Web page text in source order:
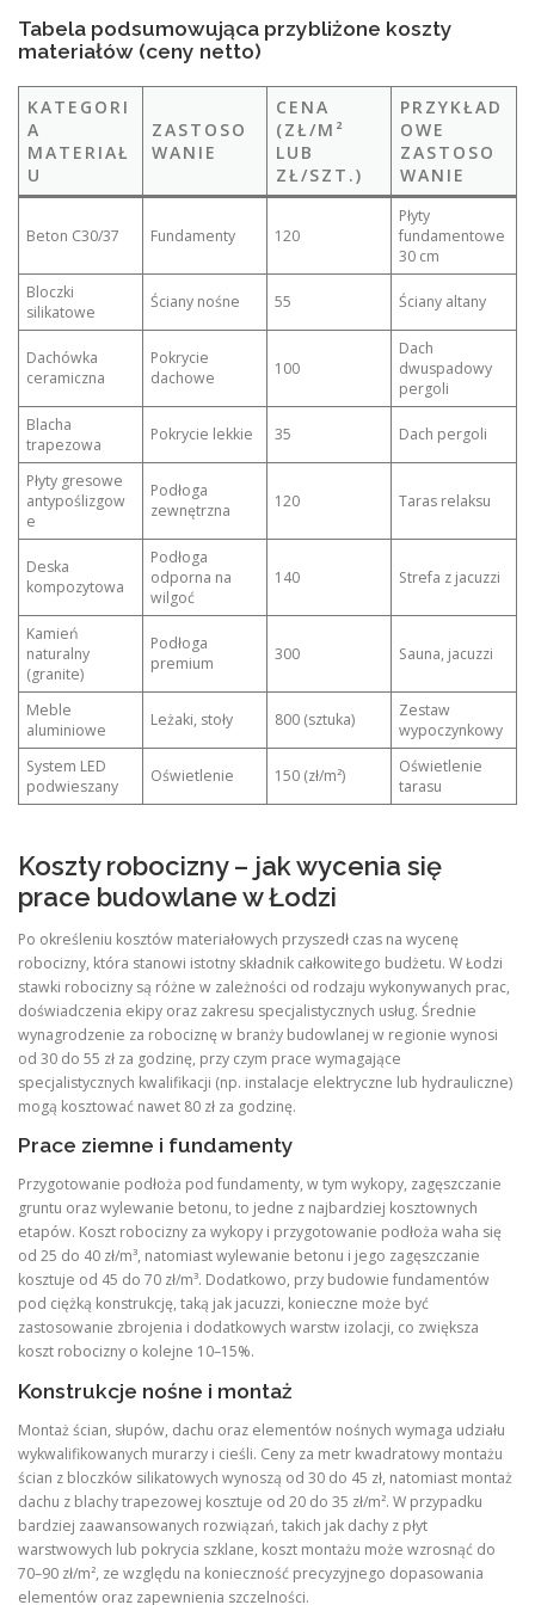
Tabela podsumowująca przybliżone koszty
materiałów (ceny netto)
KATEGORI
A
MATERIAŁ
U
ZASTOSO
WANIE
CENA
(ZŁ/M²
LUB
ZŁ/SZT.)
PRZYKŁAD
OWE
ZASTOSO
WANIE
Beton C30/37 Fundamenty 120
Płyty
fundamentowe
30 cm
Bloczki
silikatowe
Ściany nośne 55 Ściany altany
Dachówka
ceramiczna
Pokrycie
dachowe
100
Dach
dwuspadowy
pergoli
Blacha
trapezowa
Pokrycie lekkie 35 Dach pergoli
Płyty gresowe
antypoślizgow
e
Podłoga
zewnętrzna
120 Taras relaksu
Deska
kompozytowa
Podłoga
odporna na
wilgoć
140 Strefa z jacuzzi
Kamień
naturalny
(granite)
Podłoga
premium
300 Sauna, jacuzzi
Meble
aluminiowe
Leżaki, stoły 800 (sztuka)
Zestaw
wypoczynkowy
System LED
podwieszany
Oświetlenie 150 (zł/m²)
Oświetlenie
tarasu
Koszty robocizny – jak wycenia się
prace budowlane w Łodzi
Po określeniu kosztów materiałowych przyszedł czas na wycenę
robocizny, która stanowi istotny składnik całkowitego budżetu. W Łodzi
stawki robocizny są różne w zależności od rodzaju wykonywanych prac,
doświadczenia ekipy oraz zakresu specjalistycznych usług. Średnie
wynagrodzenie za robociznę w branży budowlanej w regionie wynosi
od 30 do 55 zł za godzinę, przy czym prace wymagające
specjalistycznych kwalifikacji (np. instalacje elektryczne lub hydrauliczne)
mogą kosztować nawet 80 zł za godzinę.
Prace ziemne i fundamenty
Przygotowanie podłoża pod fundamenty, w tym wykopy, zagęszczanie
gruntu oraz wylewanie betonu, to jedne z najbardziej kosztownych
etapów. Koszt robocizny za wykopy i przygotowanie podłoża waha się
od 25 do 40 zł/m³, natomiast wylewanie betonu i jego zagęszczanie
kosztuje od 45 do 70 zł/m³. Dodatkowo, przy budowie fundamentów
pod ciężką konstrukcję, taką jak jacuzzi, konieczne może być
zastosowanie zbrojenia i dodatkowych warstw izolacji, co zwiększa
koszt robocizny o kolejne 10–15%.
Konstrukcje nośne i montaż
Montaż ścian, słupów, dachu oraz elementów nośnych wymaga udziału
wykwalifikowanych murarzy i cieśli. Ceny za metr kwadratowy montażu
ścian z bloczków silikatowych wynoszą od 30 do 45 zł, natomiast montaż
dachu z blachy trapezowej kosztuje od 20 do 35 zł/m². W przypadku
bardziej zaawansowanych rozwiązań, takich jak dachy z płyt
warstwowych lub pokrycia szklane, koszt montażu może wzrosnąć do
70–90 zł/m², ze względu na konieczność precyzyjnego dopasowania
elementów oraz zapewnienia szczelności.